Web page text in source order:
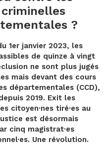
?
1er janvier 2023, les
de quinze à vingt
ne sont plus jugés
mais devant des cours
départementales (CCD),
2019. Exit les
citoyen·nes tiré·es au
est désormais
cinq magistrat·es
Une révolution.